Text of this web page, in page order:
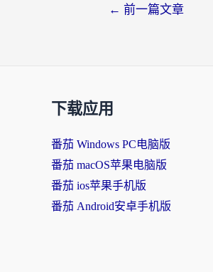
← 前一篇文章
下载应用
番茄 Windows PC电脑版
番茄 macOS苹果电脑版
番茄 ios苹果手机版
番茄 Android安卓手机版